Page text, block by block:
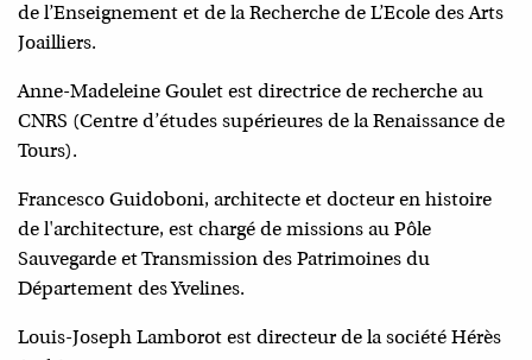
de l’Enseignement et de la Recherche de L’Ecole des Arts
Joailliers.
Anne-Madeleine Goulet est directrice de recherche au
CNRS (Centre d’études supérieures de la Renaissance de
Tours).
Francesco Guidoboni, architecte et docteur en histoire
de l'architecture, est chargé de missions au Pôle
Sauvegarde et Transmission des Patrimoines du
Département des Yvelines.
Louis-Joseph Lamborot est directeur de la société Hérès